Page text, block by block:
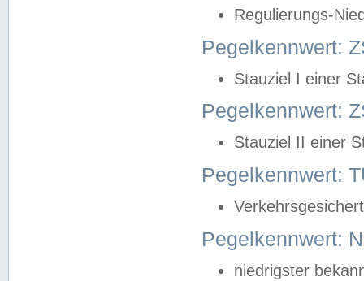
Regulierungs-
Pegelkennwert:
Stauziel I einer
Pegelkennwert:
Stauziel II einer
Pegelkennwert:
Pegelkennwert:
niedrigster